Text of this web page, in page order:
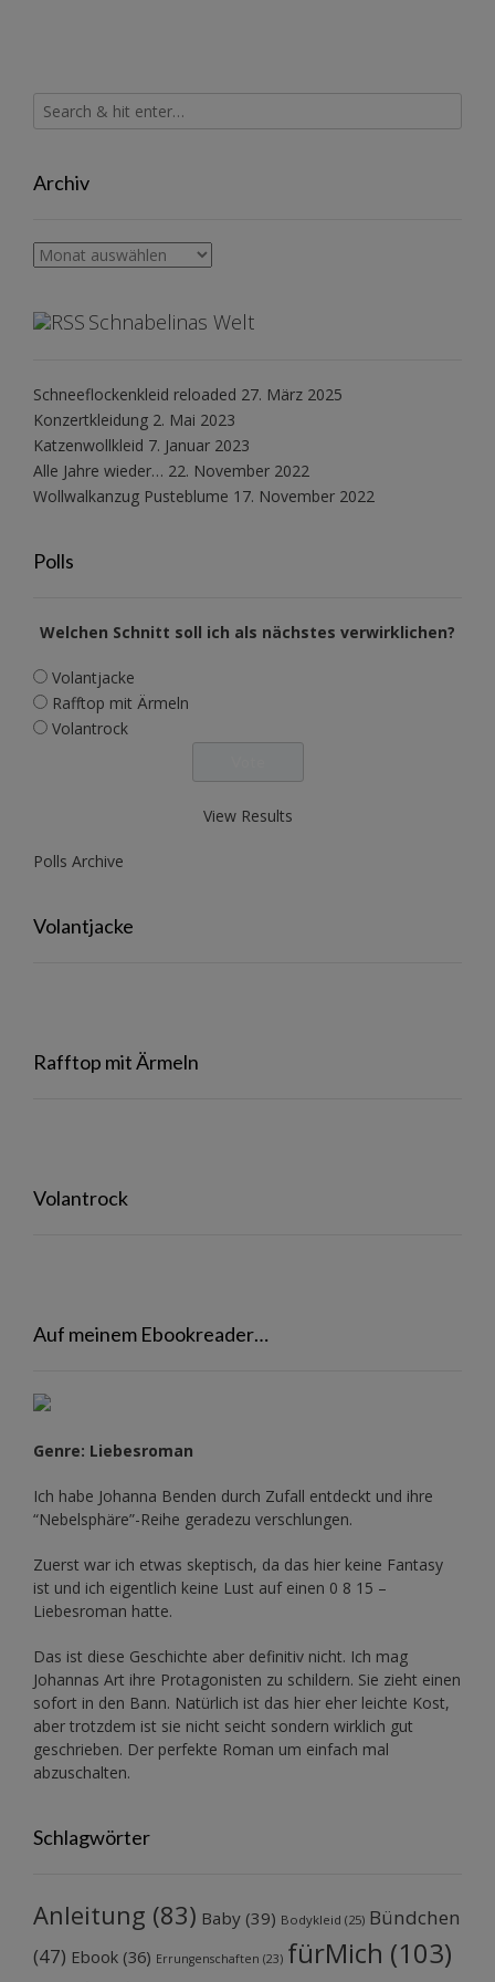
Archiv
Archiv
Schnabelinas Welt
Schneeflockenkleid reloaded 27. März 2025
Konzertkleidung 2. Mai 2023
Katzenwollkleid 7. Januar 2023
Alle Jahre wieder… 22. November 2022
Wollwalkanzug Pusteblume 17. November 2022
Polls
Welchen Schnitt soll ich als nächstes verwirklichen?
Volantjacke
Rafftop mit Ärmeln
Volantrock
View Results
Polls Archive
Volantjacke
Rafftop mit Ärmeln
Volantrock
Auf meinem Ebookreader…
Genre: Liebesroman
Ich habe Johanna Benden durch Zufall entdeckt und ihre
“Nebelsphäre”-Reihe geradezu verschlungen.
Zuerst war ich etwas skeptisch, da das hier keine Fantasy
ist und ich eigentlich keine Lust auf einen 0 8 15 –
Liebesroman hatte.
Das ist diese Geschichte aber definitiv nicht. Ich mag
Johannas Art ihre Protagonisten zu schildern. Sie zieht einen
sofort in den Bann. Natürlich ist das hier eher leichte Kost,
aber trotzdem ist sie nicht seicht sondern wirklich gut
geschrieben. Der perfekte Roman um einfach mal
abzuschalten.
Schlagwörter
Anleitung (83) Baby (39) Bodykleid (25) Bündchen
(47) Ebook (36) Errungenschaften (23) fürMich (103)